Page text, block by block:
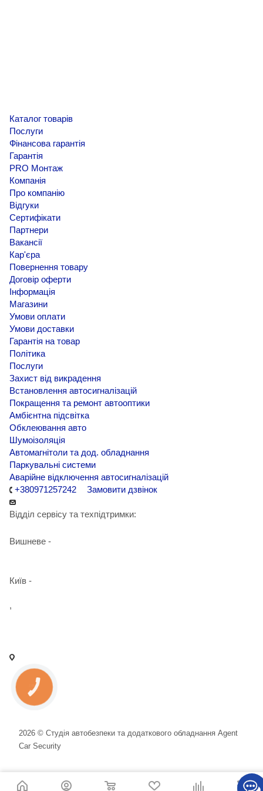
Каталог товарів
Послуги
Фінансова гарантія
Гарантія
PRO Монтаж
Компанія
Про компанію
Відгуки
Сертифікати
Партнери
Вакансії
Кар'єра
Повернення товару
Договір оферти
Інформація
Магазини
Умови оплати
Умови доставки
Гарантія на товар
Політика
Послуги
Захист від викрадення
Встановлення автосигналізацій
Покращення та ремонт автооптики
Амбієнтна підсвітка
Обклеювання авто
Шумоізоляція
Автомагнітоли та дод. обладнання
Паркувальні системи
Аварійне відключення автосигналізацій
+380971257242
Замовити дзвінок
Відділ сервісу та техпідтримки:
Вишневе -
Київ -
,
- м. Вишневе, вул. Київська, 2
2026 © Студія автобезпеки та додаткового обладнання Agent
Car Security
КНОПКА
ЗВ'ЯЗКУ